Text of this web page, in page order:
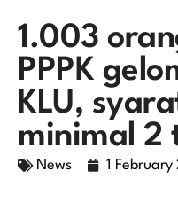
1.003
PPPK
KLU,
minimal 2
News 1